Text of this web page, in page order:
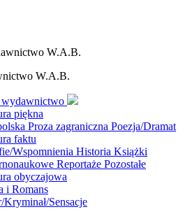
W.A.B.
wydawnictwo
piękna
Proza zagraniczna Poezja/Dramat
faktu
Wspomnienia Historia Książki
Reportaże Pozostałe
obyczajowa
i Romans
Sensacje